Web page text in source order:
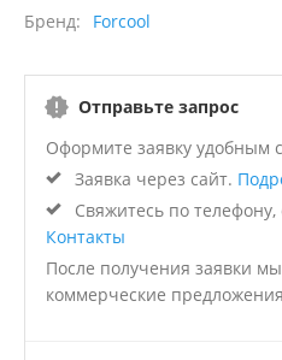
Бренд
Forcool
Отправьте запрос
Оформите заявку удобным
Заявка через сайт.
Свяжитесь по
Контакты
После получения заявки
коммерческие